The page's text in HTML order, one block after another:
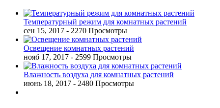
Температурный режим для комнатных растений
сен 15, 2017 - 2270 Просмотры
Освещение комнатных растений
нояб 17, 2017 - 2599 Просмотры
Влажность воздуха для комнатных растений
июнь 18, 2017 - 2480 Просмотры